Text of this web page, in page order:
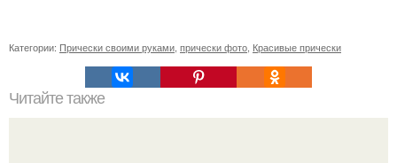
Категории: Прически своими руками прически фото Красивые прически
Читайте также